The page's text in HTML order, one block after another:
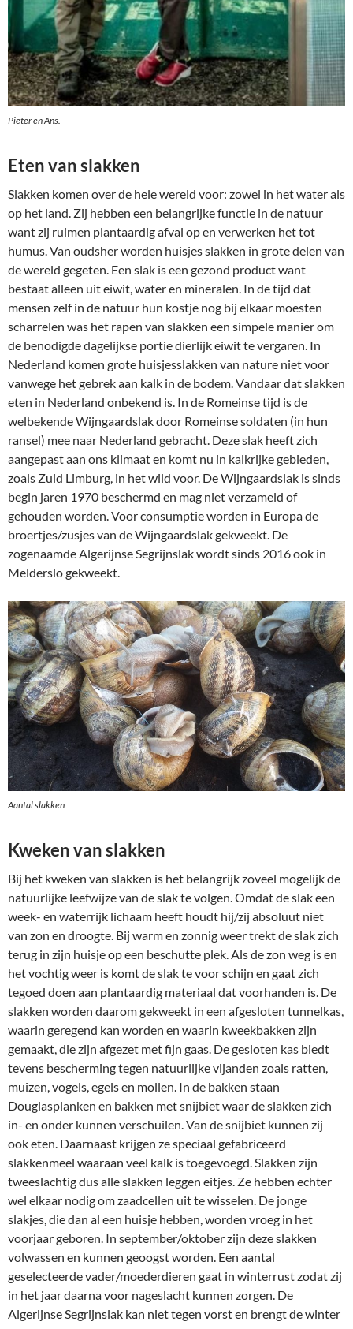
Pieter en Ans.
Eten van slakken
Slakken komen over de hele wereld voor: zowel in het water als
op het land. Zij hebben een belangrijke functie in de natuur
want zij ruimen plantaardig afval op en verwerken het tot
humus. Van oudsher worden huisjes slakken in grote delen van
de wereld gegeten. Een slak is een gezond product want
bestaat alleen uit eiwit, water en mineralen. In de tijd dat
mensen zelf in de natuur hun kostje nog bij elkaar moesten
scharrelen was het rapen van slakken een simpele manier om
de benodigde dagelijkse portie dierlijk eiwit te vergaren. In
Nederland komen grote huisjesslakken van nature niet voor
vanwege het gebrek aan kalk in de bodem. Vandaar dat slakken
eten in Nederland onbekend is. In de Romeinse tijd is de
welbekende Wijngaardslak door Romeinse soldaten (in hun
ransel) mee naar Nederland gebracht. Deze slak heeft zich
aangepast aan ons klimaat en komt nu in kalkrijke gebieden,
zoals Zuid Limburg, in het wild voor. De Wijngaardslak is sinds
begin jaren 1970 beschermd en mag niet verzameld of
gehouden worden. Voor consumptie worden in Europa de
broertjes/zusjes van de Wijngaardslak gekweekt. De
zogenaamde Algerijnse Segrijnslak wordt sinds 2016 ook in
Melderslo gekweekt.
Aantal slakken
Kweken van slakken
Bij het kweken van slakken is het belangrijk zoveel mogelijk de
natuurlijke leefwijze van de slak te volgen. Omdat de slak een
week- en waterrijk lichaam heeft houdt hij/zij absoluut niet
van zon en droogte. Bij warm en zonnig weer trekt de slak zich
terug in zijn huisje op een beschutte plek. Als de zon weg is en
het vochtig weer is komt de slak te voor schijn en gaat zich
tegoed doen aan plantaardig materiaal dat voorhanden is. De
slakken worden daarom gekweekt in een afgesloten tunnelkas,
waarin geregend kan worden en waarin kweekbakken zijn
gemaakt, die zijn afgezet met fijn gaas. De gesloten kas biedt
tevens bescherming tegen natuurlijke vijanden zoals ratten,
muizen, vogels, egels en mollen. In de bakken staan
Douglasplanken en bakken met snijbiet waar de slakken zich
in- en onder kunnen verschuilen. Van de snijbiet kunnen zij
ook eten. Daarnaast krijgen ze speciaal gefabriceerd
slakkenmeel waaraan veel kalk is toegevoegd. Slakken zijn
tweeslachtig dus alle slakken leggen eitjes. Ze hebben echter
wel elkaar nodig om zaadcellen uit te wisselen. De jonge
slakjes, die dan al een huisje hebben, worden vroeg in het
voorjaar geboren. In september/oktober zijn deze slakken
volwassen en kunnen geoogst worden. Een aantal
geselecteerde vader/moederdieren gaat in winterrust zodat zij
in het jaar daarna voor nageslacht kunnen zorgen. De
Algerijnse Segrijnslak kan niet tegen vorst en brengt de winter